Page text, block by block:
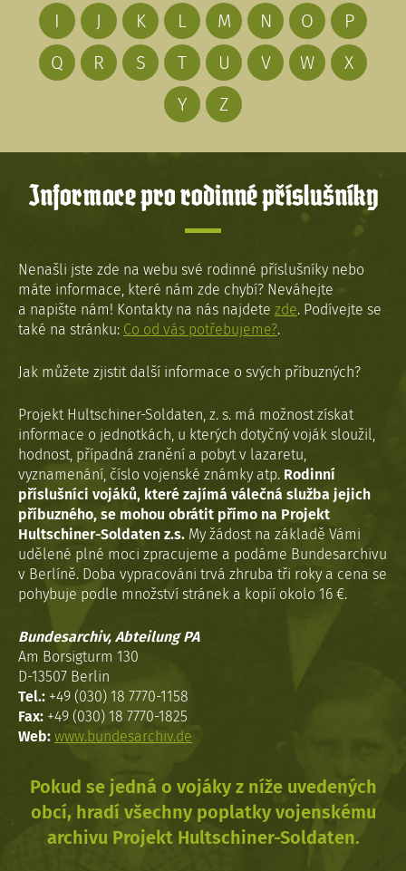
I
J K L M N O
P
Q
R S T U V W
X
Y
Z
Informace pro rodinné příslušníky
Nenašli jste zde na webu své rodinné příslušníky nebo
máte informace, které nám zde chybí? Neváhejte
a napište nám! Kontakty na nás najdete zde. Podívejte se
také na stránku: Co od vás potřebujeme?.
Jak můžete zjistit další informace o svých příbuzných?
Projekt Hultschiner-Soldaten, z. s. má možnost získat
informace o jednotkách, u kterých dotyčný voják sloužil,
hodnost, případná zranění a pobyt v lazaretu,
vyznamenání, číslo vojenské známky atp. Rodinní
příslušníci vojáků, které zajímá válečná služba jejich
příbuzného, se mohou obrátit přímo na Projekt
Hultschiner-Soldaten z.s. My žádost na základě Vámi
udělené plné moci zpracujeme a podáme Bundesarchivu
v Berlíně. Doba vypracováni trvá zhruba tři roky a cena se
pohybuje podle množství stránek a kopií okolo 16 €.
Bundesarchiv, Abteilung PA
Am Borsigturm 130
D-13507 Berlin
Tel.: +49 (030) 18 7770-1158
Fax: +49 (030) 18 7770-1825
Web: www.bundesarchiv.de
Pokud se jedná o vojáky z níže uvedených
obcí, hradí všechny poplatky vojenskému
archivu Projekt Hultschiner-Soldaten.